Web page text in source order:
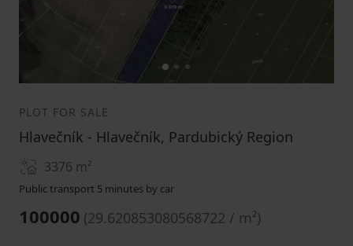
12
PLOT FOR SALE
Hlavečník - Hlavečník, Pardubický Region
3376 m²
Public transport 5 minutes by car
100000 (29.620853080568722 / m²)